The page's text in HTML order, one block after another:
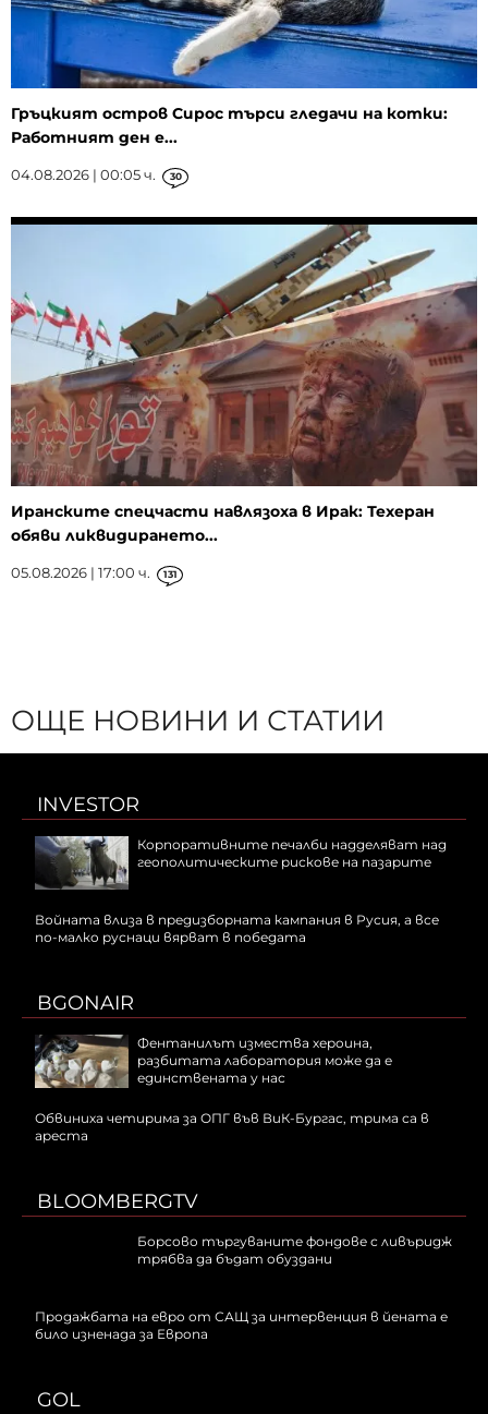
Гръцкият остров Сирос търси гледачи на котки:
Работният ден е...
04.08.2026 | 00:05 ч. 30
Иранските спецчасти навлязоха в Ирак: Техеран
обяви ликвидирането...
05.08.2026 | 17:00 ч. 131
ОЩЕ НОВИНИ И СТАТИИ
INVESTOR
Корпоративните печалби надделяват над
геополитическите рискове на пазарите
Войната влиза в предизборната кампания в Русия, а все
по-малко руснаци вярват в победата
BGONAIR
Фентанилът измества хероина,
разбитата лаборатория може да е
единствената у нас
Обвиниха четирима за ОПГ във ВиК-Бургас, трима са в
ареста
BLOOMBERGTV
Борсово търгуваните фондове с ливъридж
трябва да бъдат обуздани
Продажбата на евро от САЩ за интервенция в йената е
било изненада за Европа
GOL